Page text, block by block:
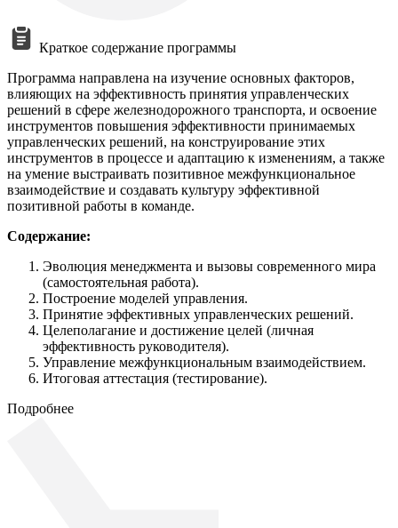
Краткое содержание программы
Программа направлена на изучение основных факторов,
влияющих на эффективность принятия управленческих
решений в сфере железнодорожного транспорта, и освоение
инструментов повышения эффективности принимаемых
управленческих решений, на конструирование этих
инструментов в процессе и адаптацию к изменениям, а также
на умение выстраивать позитивное межфункциональное
взаимодействие и создавать культуру эффективной
позитивной работы в команде.
Содержание:
Эволюция менеджмента и вызовы современного мира
(самостоятельная работа).
Построение моделей управления.
Принятие эффективных управленческих решений.
Целеполагание и достижение целей (личная
эффективность руководителя).
Управление межфункциональным взаимодействием.
Итоговая аттестация (тестирование).
Подробнее